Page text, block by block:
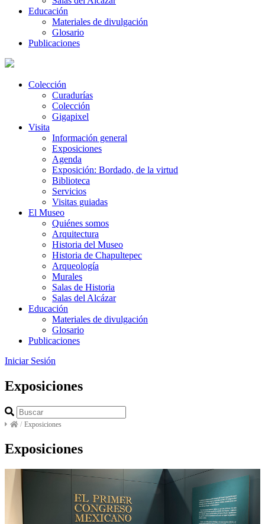
Educación
Materiales de divulgación
Glosario
Publicaciones
Colección
Curadurías
Colección
Gigapixel
Visita
Información general
Exposiciones
Agenda
Exposición: Bordado, de la virtud
Biblioteca
Servicios
Visitas guiadas
El Museo
Quiénes somos
Arquitectura
Historia del Museo
Historia de Chapultepec
Arqueología
Murales
Salas de Historia
Salas del Alcázar
Educación
Materiales de divulgación
Glosario
Publicaciones
Iniciar Sesión
Exposiciones
/ Exposiciones
Exposiciones